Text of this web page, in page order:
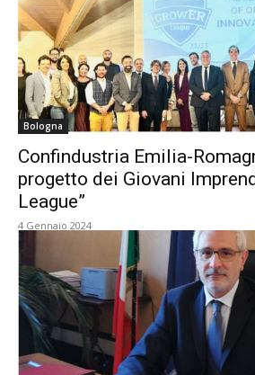
Bologna
Confindustria Emilia-
progetto dei Giovani
League”
4 Gennaio 2024